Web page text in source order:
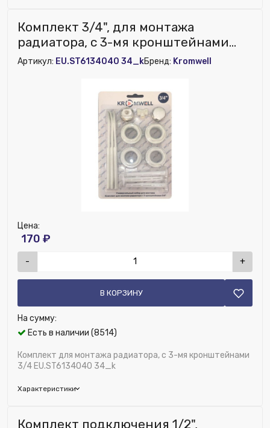
Бренд:
Белый
Глубина (мм):
150
Исключить из публикации на веб-витрине mag1c:
Кронштейн напольный RIFAR (пара)
Комплект 3/4", для монтажа
радиатора, с 3-мя кронштейнами
Kromwell
Артикул: EU.ST6134040 34_kБренд: Kromwell
Есть в наличии (8514)
Комплект для монтажа радиатора, с 3-мя кронштейнами
3/4 EU.ST6134040 34_k
Характеристики
Цена:
170 ₽
- +
В КОРЗИНУ
На сумму:
Бренд:
Комплект подключения 1/2",